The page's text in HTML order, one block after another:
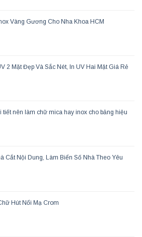
Vàng Gương Cho Nha Khoa HCM
2 Mặt Đẹp Và Sắc Nét, In UV Hai Mặt Giá Rẻ
tiết nên làm chữ mica hay inox cho bảng hiệu
Cắt Nội Dung, Làm Biển Số Nhà Theo Yêu
Hút Nổi Mạ Crom